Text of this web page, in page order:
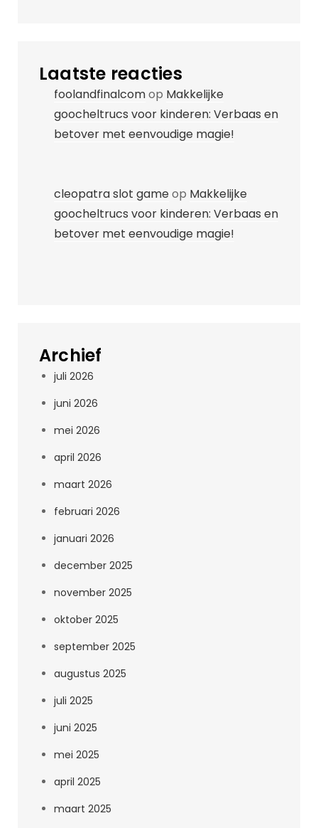
Laatste reacties
foolandfinalcomop Makkelijke
goocheltrucs voor kinderen: Verbaas en
betover met eenvoudige magie!
cleopatra slot gameop Makkelijke
goocheltrucs voor kinderen: Verbaas en
betover met eenvoudige magie!
Archief
juli 2026
juni 2026
mei 2026
april 2026
maart 2026
februari 2026
januari 2026
december 2025
november 2025
oktober 2025
september 2025
augustus 2025
juli 2025
juni 2025
mei 2025
april 2025
maart 2025